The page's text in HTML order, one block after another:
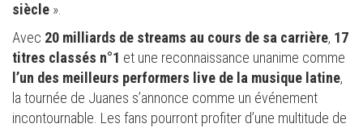
siècle ».
Avec 20 milliards de streams au cours de sa carrière, 17
titres classés n°1 et une reconnaissance unanime comme
l’un des meilleurs performers live de la musique latine,
la tournée de Juanes s’annonce comme un événement
incontournable. Les fans pourront profiter d’une multitude de